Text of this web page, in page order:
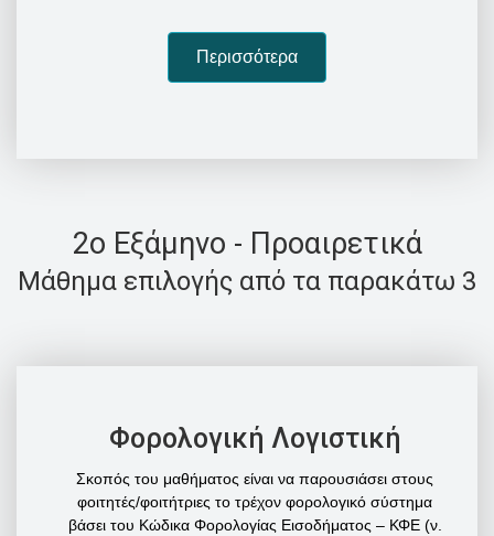
Περισσότερα
2o Εξάμηνο - Προαιρετικά
Μάθημα επιλογής από τα παρακάτω 3
Φορολογική Λογιστική
Σκοπός του μαθήματος είναι να παρουσιάσει στους
φοιτητές/φοιτήτριες το τρέχον φορολογικό σύστημα
βάσει του Κώδικα Φορολογίας Εισοδήματος – ΚΦΕ (ν.